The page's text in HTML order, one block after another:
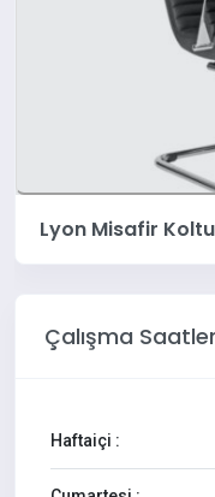
Lyon Misafir
Çalışma
Haftaiçi :